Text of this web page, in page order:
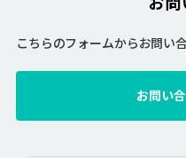
こちらのフォームからお問い
お問い